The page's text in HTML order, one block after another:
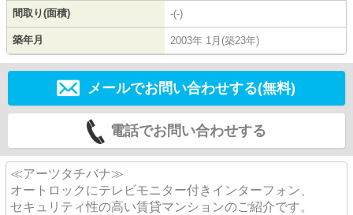
間取り(面積) -(-)
築年月 2003年 1月(築23年)
メールでお問い合わせする(無料)
電話でお問い合わせする
≪アーツタチバナ≫
オートロックにテレビモニター付きインターフォン、
セキュリティ性の高い賃貸マンションのご紹介です。